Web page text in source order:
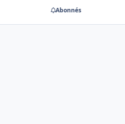
Abonnés